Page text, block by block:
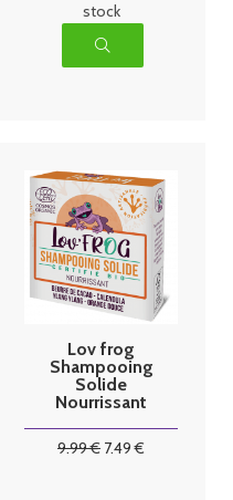
stock
Lov frog
Shampooing
Solide
Nourrissant
9.99€ 7.49 €